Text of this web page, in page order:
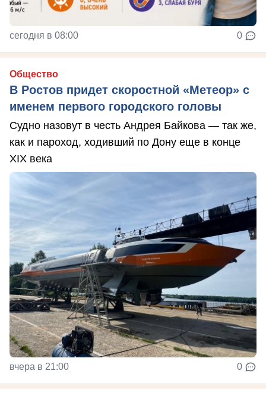
сегодня в 08:00 0
Общество
В Ростов придет скоростной «Метеор» с
именем первого городского головы
Судно назовут в честь Андрея Байкова — так же,
как и пароход, ходивший по Дону еще в конце
XIX века
вчера в 21:00 0